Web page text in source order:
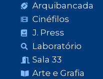
Arquibancada
Cinéfilos
J. Press
Laboratório
Sala 33
Arte e Grafia